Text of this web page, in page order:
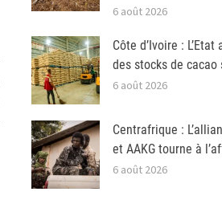
6 août 2026
Côte d’Ivoire :
des stocks de cacao
6 août 2026
Centrafrique :
et AAKG tourne à
6 août 2026